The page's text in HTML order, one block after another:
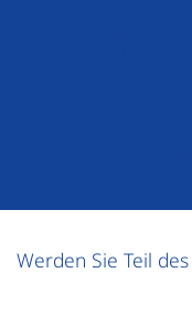
Werden Sie Teil